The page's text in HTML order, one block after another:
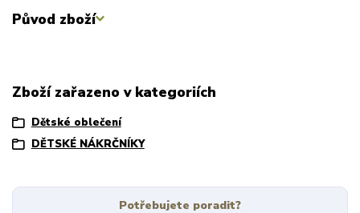
Původ zboží
Zboží zařazeno v kategoriích
Dětské oblečení
DĚTSKÉ NÁKRČNÍKY
Potřebujete poradit?